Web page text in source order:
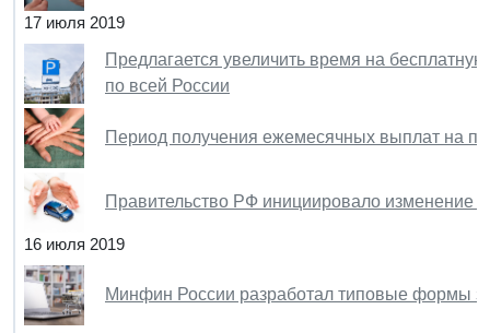
17 июля 2019
Предлагается увеличить время на
по всей России
Период получения ежемесячных выплат на
Правительство РФ инициировало изменение
16 июля 2019
Минфин России разработал типовые формы